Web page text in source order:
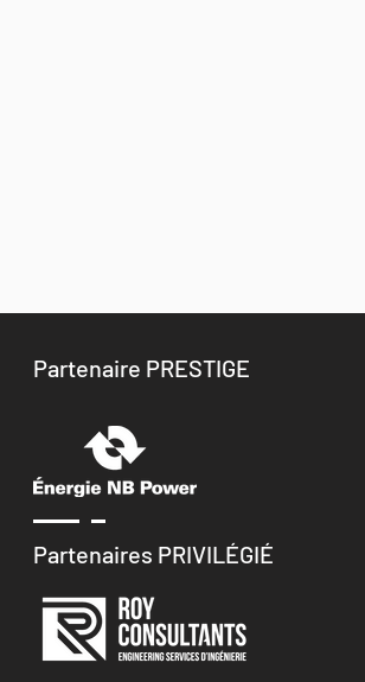
Partenaire PRESTIGE
Partenaires PRIVILÉGIÉ